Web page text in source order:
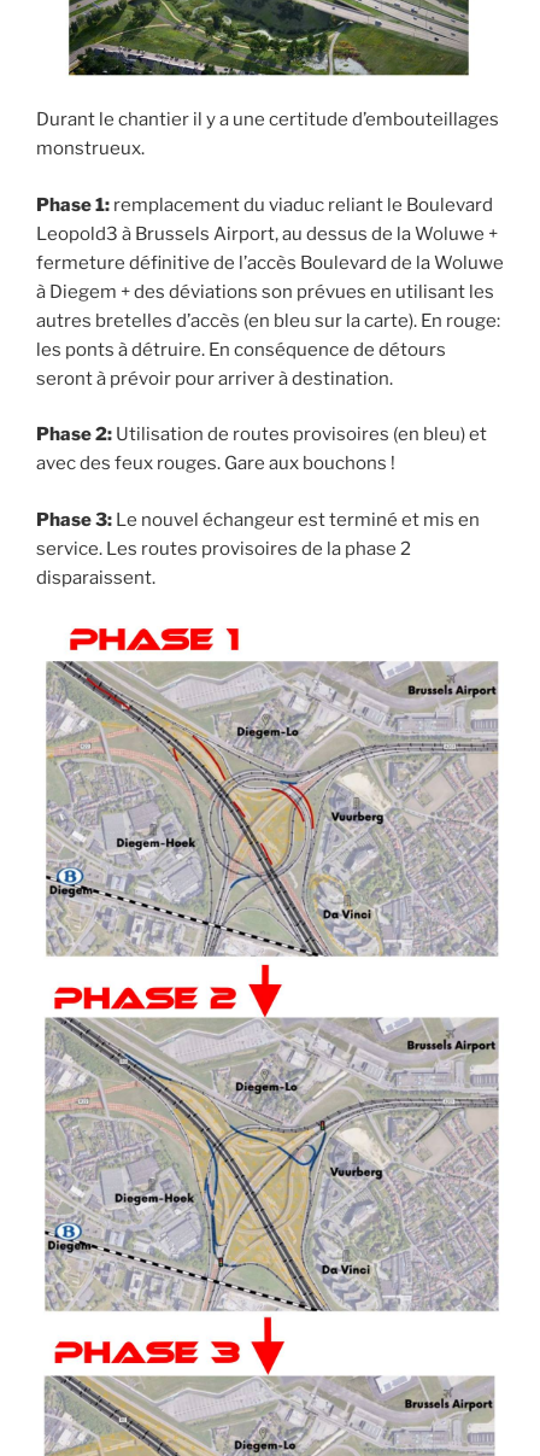
Durant le chantier il y a une certitude d’embouteillages
monstrueux.
Phase 1: remplacement du viaduc reliant le Boulevard
Leopold3 à Brussels Airport, au dessus de la Woluwe +
fermeture définitive de l’accès Boulevard de la Woluwe
à Diegem + des déviations son prévues en utilisant les
autres bretelles d’accès (en bleu sur la carte). En rouge:
les ponts à détruire. En conséquence de détours
seront à prévoir pour arriver à destination.
Phase 2: Utilisation de routes provisoires (en bleu) et
avec des feux rouges. Gare aux bouchons !
Phase 3: Le nouvel échangeur est terminé et mis en
service. Les routes provisoires de la phase 2
disparaissent.